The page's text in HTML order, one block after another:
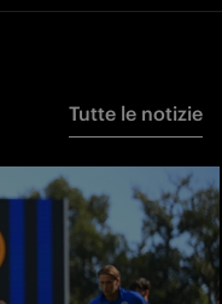
Tutte le notizie